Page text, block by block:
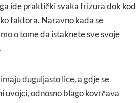
ide praktički svaka frizura dok kod
faktora. Naravno kada se
o tome da istaknete sve svoje
duguljasto lice, a gdje se
uvojci, odnosno blago kovrčava